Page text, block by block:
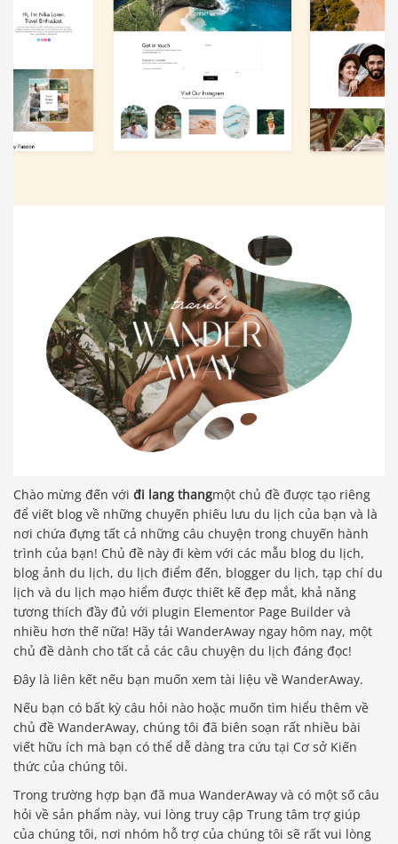
Chào mừng đến với đi lang thangmột chủ đề được tạo riêng
để viết blog về những chuyến phiêu lưu du lịch của bạn và là
nơi chứa đựng tất cả những câu chuyện trong chuyến hành
trình của bạn! Chủ đề này đi kèm với các mẫu blog du lịch,
blog ảnh du lịch, du lịch điểm đến, blogger du lịch, tạp chí du
lịch và du lịch mạo hiểm được thiết kế đẹp mắt, khả năng
tương thích đầy đủ với plugin Elementor Page Builder và
nhiều hơn thế nữa! Hãy tải WanderAway ngay hôm nay, một
chủ đề dành cho tất cả các câu chuyện du lịch đáng đọc!
Đây là liên kết nếu bạn muốn xem tài liệu về WanderAway.
Nếu bạn có bất kỳ câu hỏi nào hoặc muốn tìm hiểu thêm về
chủ đề WanderAway, chúng tôi đã biên soạn rất nhiều bài
viết hữu ích mà bạn có thể dễ dàng tra cứu tại Cơ sở Kiến
thức của chúng tôi.
Trong trường hợp bạn đã mua WanderAway và có một số câu
hỏi về sản phẩm này, vui lòng truy cập Trung tâm trợ giúp
của chúng tôi, nơi nhóm hỗ trợ của chúng tôi sẽ rất vui lòng